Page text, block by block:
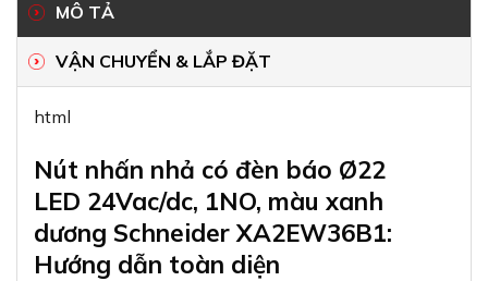
MÔ TẢ
VẬN CHUYỂN & LẮP ĐẶT
html
Nút nhấn nhả có đèn báo Ø22
LED 24Vac/dc, 1NO, màu xanh
dương Schneider XA2EW36B1:
Hướng dẫn toàn diện